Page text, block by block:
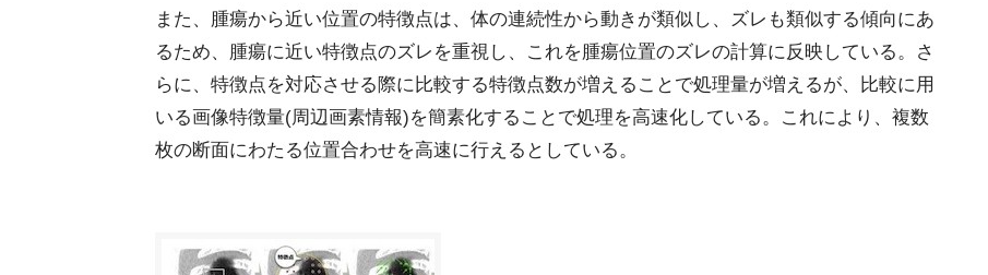
また、腫瘍から近い位置の特徴点は、体の連続性から動きが類似し、ズレも類似する傾向にあ
るため、腫瘍に近い特徴点のズレを重視し、これを腫瘍位置のズレの計算に反映している。さ
らに、特徴点を対応させる際に比較する特徴点数が増えることで処理量が増えるが、比較に用
いる画像特徴量(周辺画素情報)を簡素化することで処理を高速化している。これにより、複数
枚の断面にわたる位置合わせを高速に行えるとしている。